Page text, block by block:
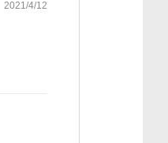
2021/4/12